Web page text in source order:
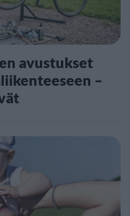
avustukset
–